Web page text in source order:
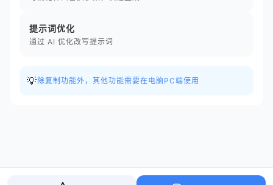
提示词优化
通过 AI 优化改写提示词
💡 除复制功能外，其他功能需要在电脑PC端使用